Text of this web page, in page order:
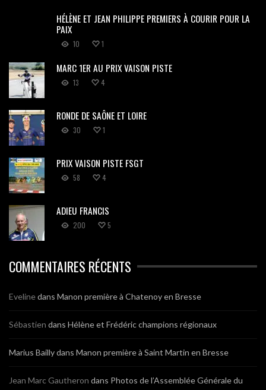
HÉLÈNE ET JEAN PHILIPPE PREMIERS À COURIR POUR LA
PAIX
10 1
MARC 1ER AU PRIX VAISON PISTE
13 4
RONDE DE SAÔNE ET LOIRE
30 1
PRIX VAISON PISTE FSGT
58 4
ADIEU FRANCIS
200 5
COMMENTAIRES RÉCENTS
Evelinedans Manon première à Chatenoy en Bresse
Sébastien dans Hélène et Frédéric champions régionaux
Marius Baillydans Manon première à Saint Martin en Bresse
Jean Marc Gautheron dans Photos de l’Assemblée Générale du